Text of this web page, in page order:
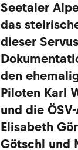
Seetaler
das
dieser
den
Piloten Karl
und die
Elisabeth
Götschl und